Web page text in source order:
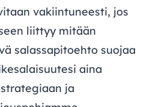
vakiintuneesti, jos
liittyy mitään
salassapitoehto suojaa
aina
ja